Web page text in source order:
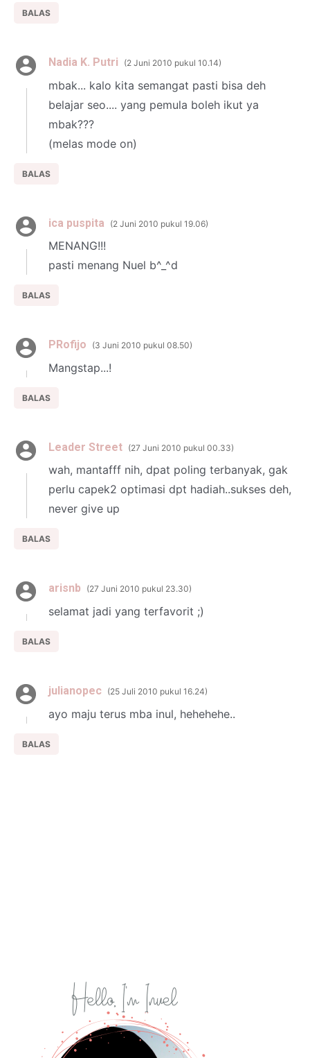
BALAS
Nadia K. Putri 2 Juni 2010 pukul 10.14
mbak... kalo kita semangat pasti bisa deh
belajar seo.... yang pemula boleh ikut ya
mbak???
(melas mode on)
BALAS
ica puspita 2 Juni 2010 pukul 19.06
MENANG!!!
pasti menang Nuel b^_^d
BALAS
PRofijo 3 Juni 2010 pukul 08.50
Mangstap...!
BALAS
Leader Street 27 Juni 2010 pukul 00.33
wah, mantafff nih, dpat poling terbanyak, gak
perlu capek2 optimasi dpt hadiah..sukses deh,
never give up
BALAS
arisnb 27 Juni 2010 pukul 23.30
selamat jadi yang terfavorit ;)
BALAS
julianopec 25 Juli 2010 pukul 16.24
ayo maju terus mba inul, hehehehe..
BALAS